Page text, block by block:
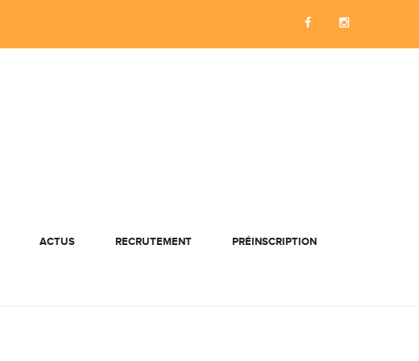
ACTUS RECRUTEMENT PRÉINSCRIPTION